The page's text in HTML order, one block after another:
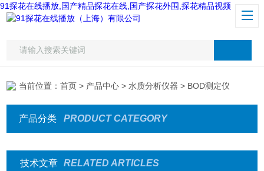
91探花在线播放,国产精品探花在线,国产探花外围,探花精品视频
当前位置：首页 > 产品中心 > 水质分析仪器 > BOD测定仪
产品分类 PRODUCT CATEGORY
技术文章 RELATED ARTICLES